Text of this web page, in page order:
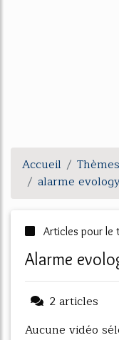
Accueil
alarme
Articles pour le
alarme
2 articles
Aucune vidéo